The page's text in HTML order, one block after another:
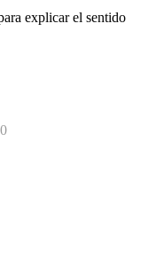
explicar el sentido